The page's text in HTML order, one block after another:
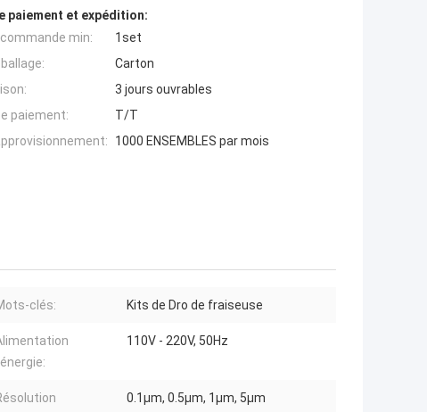
paiement et expédition:
min:
1set
Carton
3 jours ouvrables
paiement:
T/T
1000 ENSEMBLES par mois
clés: Kits de Dro de fraiseuse
110V - 220V, 50Hz
0.1µm, 0.5µm, 1µm, 5µm